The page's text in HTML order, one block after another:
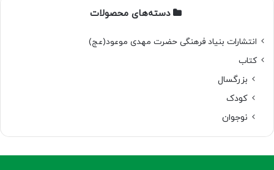
دسته‌های محصولات
انتشارات بنیاد فرهنگی حضرت مهدی موعود(عج)
کتاب
بزرگسال
کودک
نوجوان